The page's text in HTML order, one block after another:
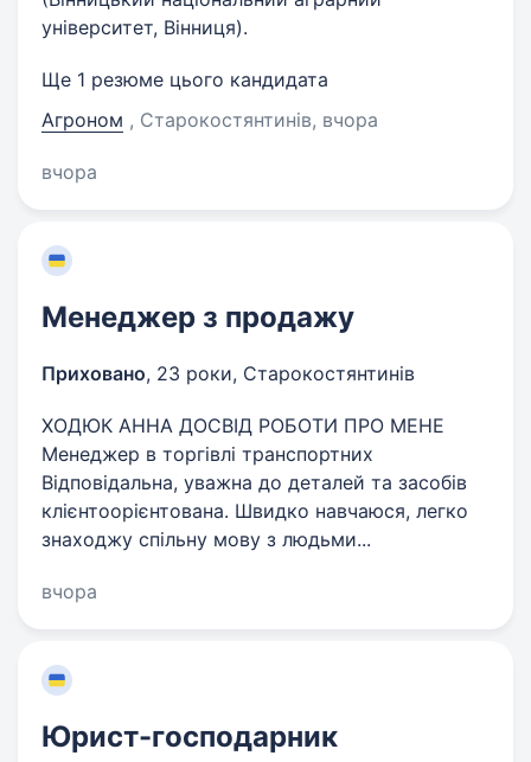
університет, Вінниця).
Ще 1 резюме цього кандидата
Агроном , Старокостянтинів, вчора
вчора
Менеджер з продажу
Приховано, 23 роки, Старокостянтинів
ХОДЮК АННА ДОСВІД РОБОТИ ПРО МЕНЕ
Менеджер в торгівлі транспортних
Відповідальна, уважна до деталей та засобів
клієнтоорієнтована. Швидко навчаюся, легко
знаходжу спільну мову з людьми...
вчора
Юрист-господарник